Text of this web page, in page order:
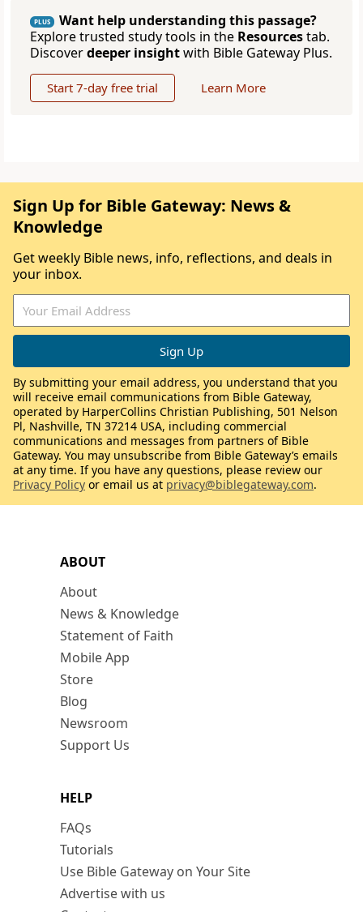
PLUS
Want help understanding this passage?
Explore trusted study tools in the Resourcestab.
Discoverdeeper insightwith Bible Gateway Plus.
Start 7-day free trial Learn More
ABOUT
About
News & Knowledge
Statement of Faith
Mobile App
Store
Blog
Newsroom
Support Us
HELP
FAQs
Tutorials
Use Bible Gateway on Your Site
Advertise with us
Sign Up for Bible Gateway: News &
Knowledge
Get weekly Bible news, info, reflections, and deals in
your inbox.
By submitting your email address, you understand that you
will receive email communications from Bible Gateway,
operated by HarperCollins Christian Publishing, 501 Nelson
Pl, Nashville, TN 37214 USA, including commercial
communications and messages from partners of Bible
Gateway. You may unsubscribe from Bible Gateway’s emails
at any time. If you have any questions, please review our
Privacy Policy or email us at privacy@biblegateway.com.